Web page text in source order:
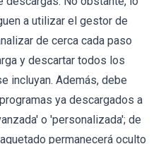
a utilizar el gestor de
de cerca cada paso
y descartar todos los
incluyan. Además, debe
ya descargados a
o 'personalizada'; de
permanecerá oculto